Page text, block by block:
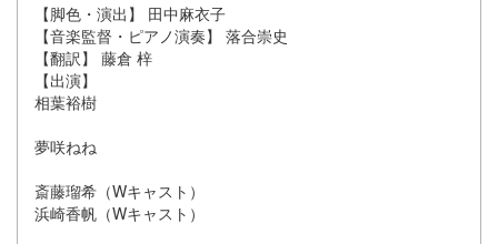
【脚色・演出】 田中麻衣子
【音楽監督・ピアノ演奏】 落合崇史
【翻訳】 藤倉 梓
【出演】
相葉裕樹
夢咲ねね
斎藤瑠希（Wキャスト）
浜崎香帆（Wキャスト）